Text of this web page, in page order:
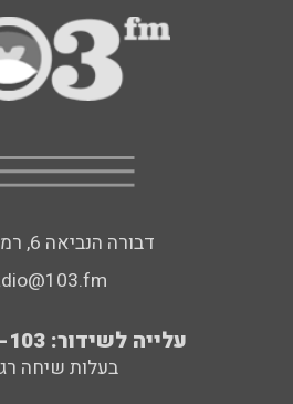
דבורה הנביאה 6, רמת השרון
עלייה לשידור: 0552-103-103
בעלות שיחה